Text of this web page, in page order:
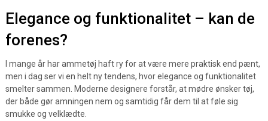
Elegance og funktionalitet – kan de
forenes?
I mange år har ammetøj haft ry for at være mere praktisk end pænt,
men i dag ser vi en helt ny tendens, hvor elegance og funktionalitet
smelter sammen. Moderne designere forstår, at mødre ønsker tøj,
der både gør amningen nem og samtidig får dem til at føle sig
smukke og velklædte.